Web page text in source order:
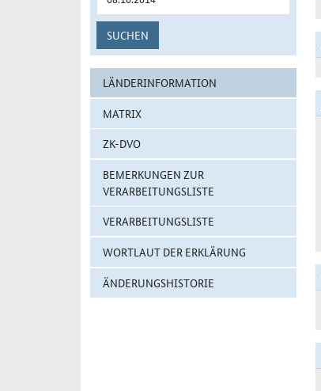
SUCHEN
LÄNDERINFORMATION
MATRIX
ZK-DVO
BEMERKUNGEN ZUR
VERARBEITUNGSLISTE
VERARBEITUNGSLISTE
WORTLAUT DER ERKLÄRUNG
ÄNDERUNGSHISTORIE